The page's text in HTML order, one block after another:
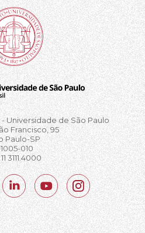
Universidade de São Paulo
Francisco, 95
Paulo-SP
010
3111.4000